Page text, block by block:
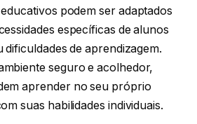
podem ser adaptados
específicas de alunos
dificuldades de aprendizagem.
seguro e acolhedor,
aprender no seu próprio
suas habilidades individuais.